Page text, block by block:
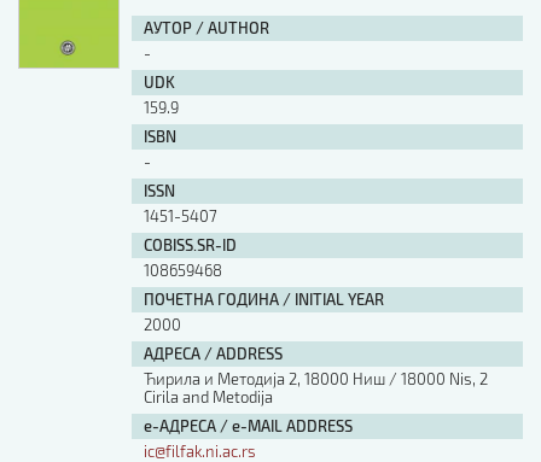
COBISS.SR-ID
АУТОР / AUTHOR
-
UDK
159.9
ISBN
-
ISSN
1451-5407
COBISS.SR-ID
108659468
ПОЧЕТНА ГОДИНА / INITIAL YEAR
2000
АДРЕСА / ADDRESS
Ћирила и Методија 2, 18000 Ниш / 18000 Nis, 2
Cirila and Metodija
е-АДРЕСА / e-MAIL ADDRESS
ic@filfak.ni.ac.rs